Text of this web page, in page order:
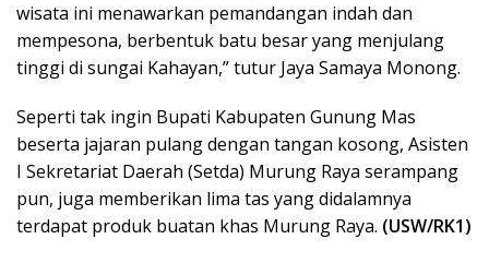
wisata ini menawarkan pemandangan indah dan
mempesona, berbentuk batu besar yang menjulang
tinggi di sungai Kahayan,” tutur Jaya Samaya Monong.
Seperti tak ingin Bupati Kabupaten Gunung Mas
beserta jajaran pulang dengan tangan kosong, Asisten
I Sekretariat Daerah (Setda) Murung Raya serampang
pun, juga memberikan lima tas yang didalamnya
terdapat produk buatan khas Murung Raya. (USW/RK1)